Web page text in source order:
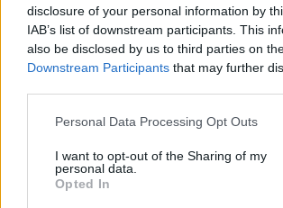
disclosure of your personal information by
IAB’s list of downstream participants. This
also be disclosed by us to third parties on
Downstream Participants that may further
Personal Data Processing Opt Outs
I want to opt-out of the Sharing of my
personal data.
Opted In
Toi»
Paroles Téléchargement